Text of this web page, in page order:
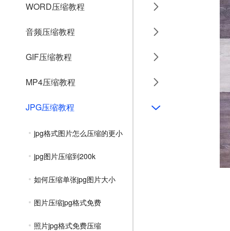
WORD压缩教程
音频压缩教程
GIF压缩教程
MP4压缩教程
JPG压缩教程
jpg格式图片怎么压缩的更小
jpg图片压缩到200k
如何压缩单张jpg图片大小
图片压缩jpg格式免费
照片jpg格式免费压缩